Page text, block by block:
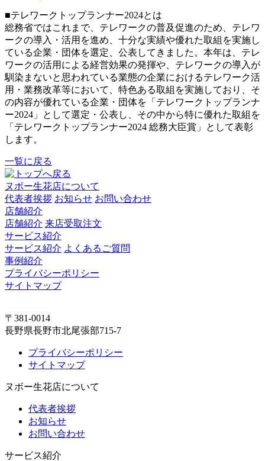
■テレワークトップランナー2024とは
総務省ではこれまで、テレワークの普及促進のため、テレワ
ークの導入・活用を進め、十分な実績や優れた取組を実施し
ている企業・団体を選定、公表してきました。本年は、テレ
ワークの活用による経営効果の発揮や、テレワークの導入が
馴染まないと思われている業態の企業におけるテレワーク活
用・業務改革等において、特色ある取組を実施しており、そ
の内容が優れている企業・団体を「テレワークトップランナ
ー2024」として選定・公表し、その中から特に優れた取組を
「テレワークトップランナー2024 総務大臣賞」として表彰
します。
一覧に戻る
ヌボー生花店について
代表者挨拶 お知らせ お問い合わせ
店舗紹介
店舗紹介 来店受取注文
サービス紹介
サービス紹介 よくあるご質問
事例紹介
プライバシーポリシー
サイトマップ
〒381-0014
長野県長野市北尾張部715-7
プライバシーポリシー
サイトマップ
ヌボー生花店について
代表者挨拶
お知らせ
お問い合わせ
サービス紹介